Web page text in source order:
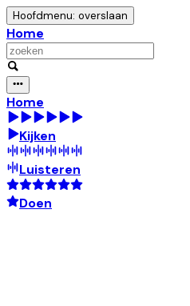
Hoofdmenu: overslaan
Home
Home
Kijken
Luisteren
Doen